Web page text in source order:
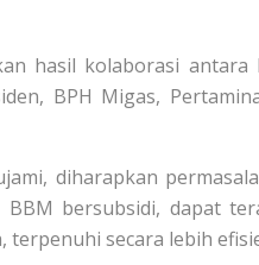
hasil kolaborasi antara
BPH Migas,
diharapkan
bersubsidi, dapat
terpenuhi secara lebih